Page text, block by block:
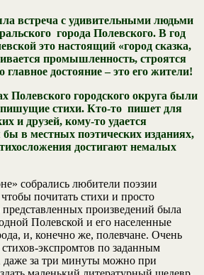
встреча с удивительными людьми
города Полевского. В год
это настоящий «город сказка,
промышленность, строятся
достояние – это его жители!
Полевского городского округа были
пишущие стихи. Кто-то пишет для
и друзей, кому-то удается
бы в местных поэтических изданиях,
достигают немалых
собрались любители поэзии
чтобы почитать стихи и просто
произведений была
Полевской и его населенные
и, конечно же, полевчане. Очень
экспромтов по заданным
даже за три минуты можно при